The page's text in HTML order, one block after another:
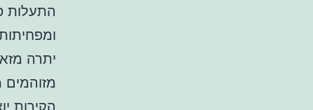
התעלות
יתרה
מזוהמים
הקירות